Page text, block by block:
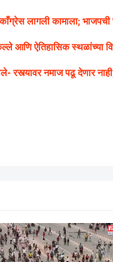
लागली कामाला;
आणि ऐतिहासिक स्थळांच्या
नमाज पढू देणार